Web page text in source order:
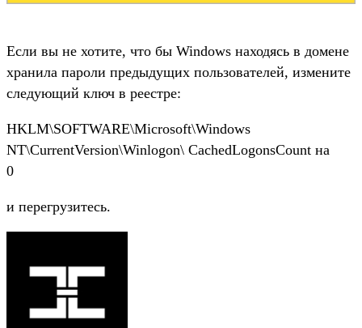
Если вы не хотите, что бы Windows находясь в домене
хранила пароли предыдущих пользователей, измените
следующий ключ в реестре:
HKLM\SOFTWARE\Microsoft\Windows
NT\CurrentVersion\Winlogon\ CachedLogonsCount на
0
и перегрузитесь.